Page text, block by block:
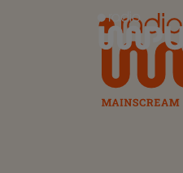
Radio Impuls